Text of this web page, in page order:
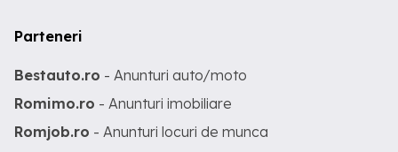
Parteneri
Bestauto.ro - Anunturi auto/moto
Romimo.ro - Anunturi imobiliare
Romjob.ro - Anunturi locuri de munca